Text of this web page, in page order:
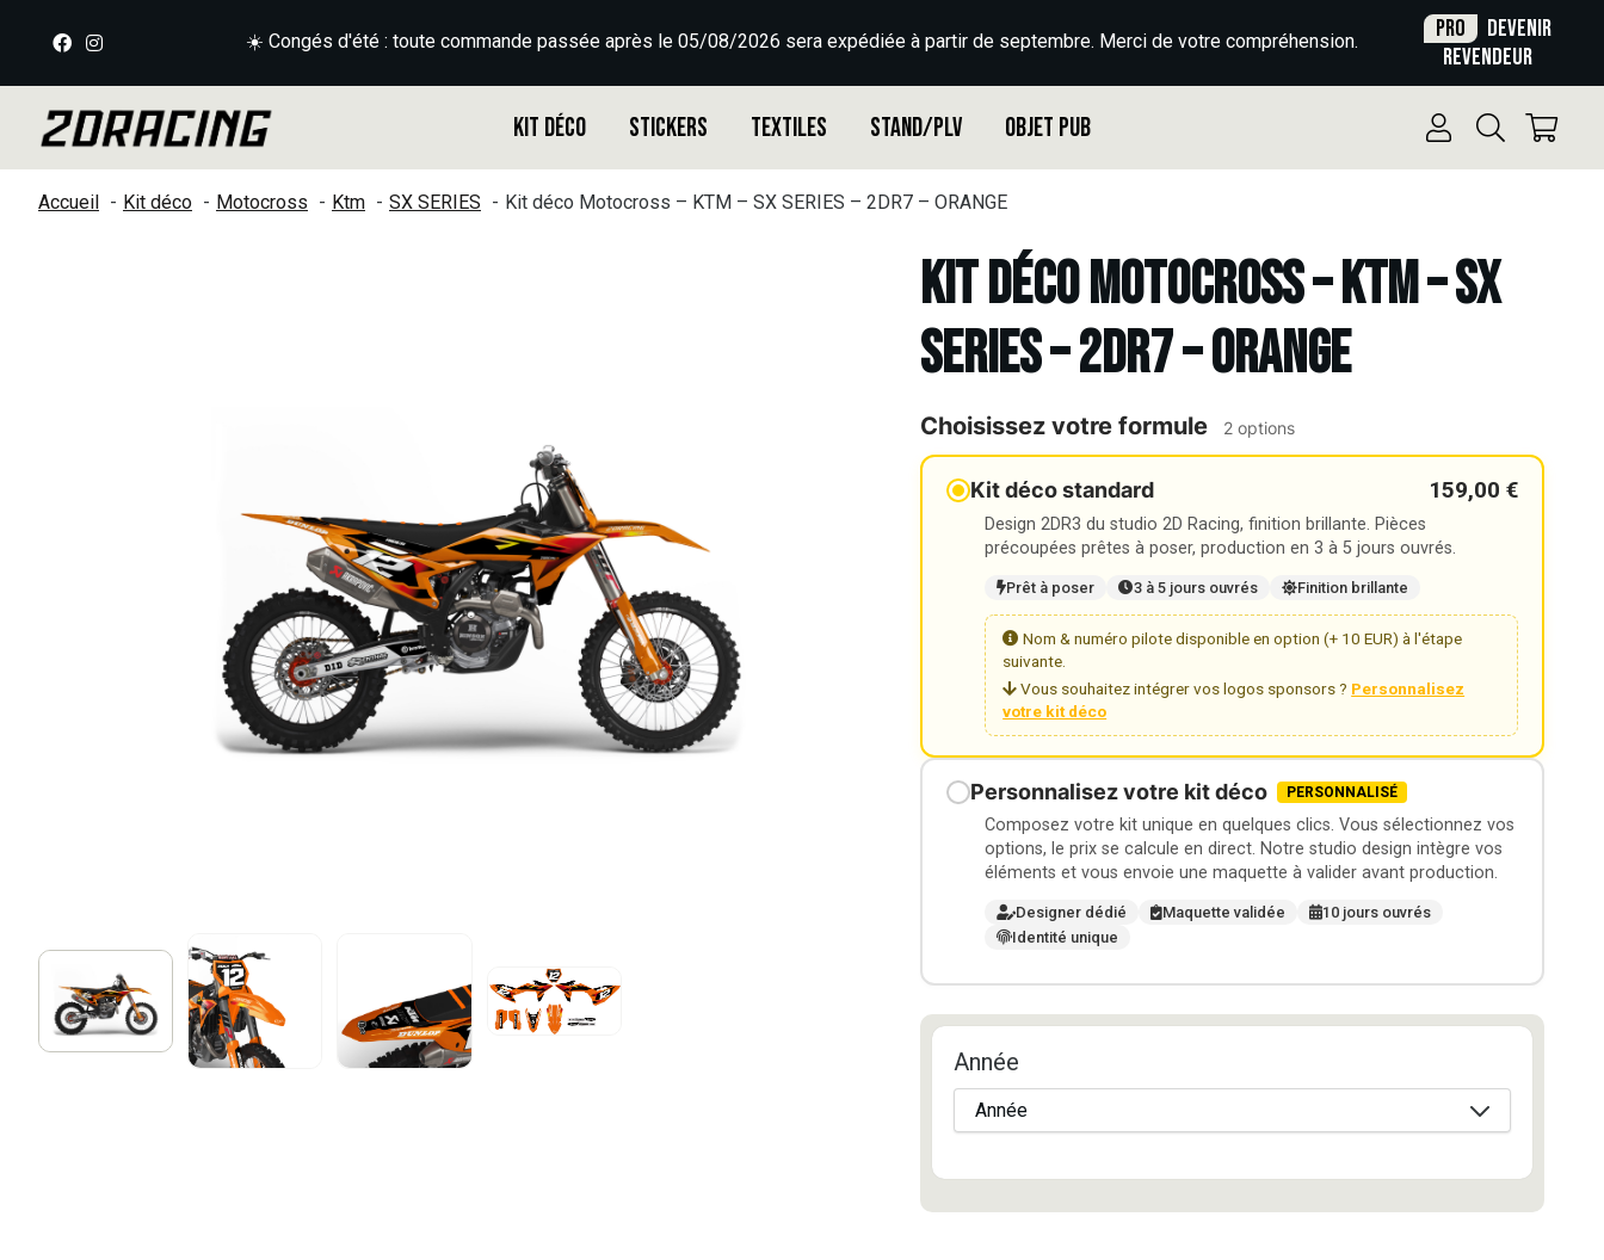
☀️ Congés d'été : toute commande passée après le 05/08/2026 sera expédiée à partir de septembre. Merci de votre compréhension. Pro
Devenir
revendeur
Kit déco Stickers Textiles Stand/PLV Objet Pub
Accueil Kit déco Motocross Ktm SX SERIES Kit déco Motocross – KTM – SX SERIES – 2DR7 – ORANGE
Kit déco Motocross – KTM – SX
SERIES – 2DR7 – ORANGE
Choisissez votre formule 2 options
Kit déco standard 159,00 €
Design 2DR3 du studio 2D Racing, finition brillante. Pièces
précoupées prêtes à poser, production en 3 à 5 jours ouvrés.
Prêt à poser 3 à 5 jours ouvrés Finition brillante
Nom & numéro pilote disponible en option (+ 10 EUR) à l'étape
suivante.
Vous souhaitez intégrer vos logos sponsors ? Personnalisez
votre kit déco
Personnalisez votre kit déco PERSONNALISÉ
Composez votre kit unique en quelques clics. Vous sélectionnez vos
options, le prix se calcule en direct. Notre studio design intègre vos
éléments et vous envoie une maquette à valider avant production.
Designer dédié Maquette validée
10 jours ouvrés
Identité unique
Année